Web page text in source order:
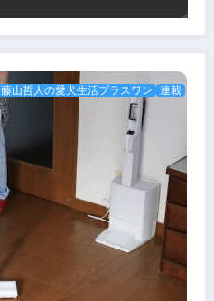
藤山哲人の愛犬生活プラスワン 連載